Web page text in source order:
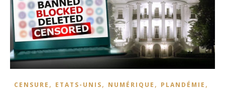
CENSURE , ETATS-UNIS, NUMÉRIQUE , PLANDÉMIE ,